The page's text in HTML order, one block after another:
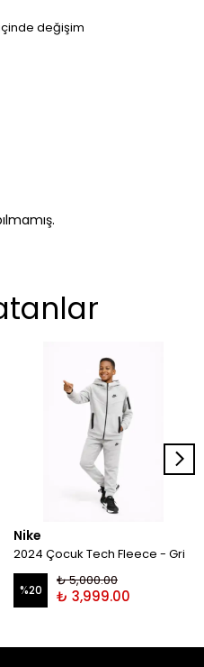
değişim
Nike
2024 Çocuk Tech Fleece - Gri
%20
₺ 5,000.00
₺ 3,999.00